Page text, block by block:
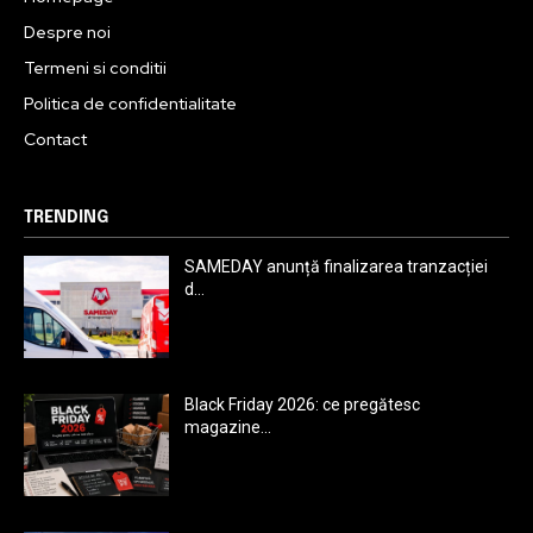
Despre noi
Termeni si conditii
Politica de confidentialitate
Contact
TRENDING
SAMEDAY anunță finalizarea tranzacției
d...
Black Friday 2026: ce pregătesc
magazine...